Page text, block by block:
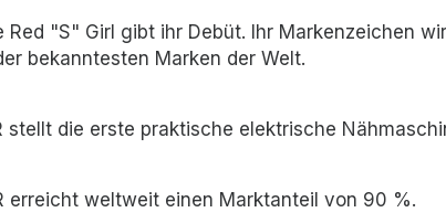
Red "S" Girl gibt ihr Debüt. Ihr Markenzeichen
bekanntesten Marken der Welt.
stellt die erste praktische elektrische
erreicht weltweit einen Marktanteil von 90 %.